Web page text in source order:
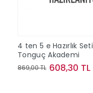
4 ten 5 e Hazırlık Seti
Tonguç Akademi
869,00 TL 608,30 TL